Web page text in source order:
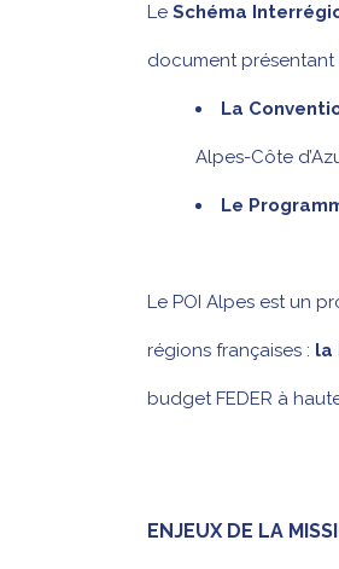
Le Schéma
document présentant
La
Alpes-Côte
Le
Le POI Alpes est un
régions françaises : la
budget FEDER à
ENJEUX DE LA